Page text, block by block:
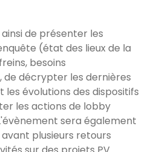
de présenter les
(état des lieux de la
besoins
décrypter les dernières
les évolutions des dispositifs
les actions de lobby
sera également
plusieurs retours